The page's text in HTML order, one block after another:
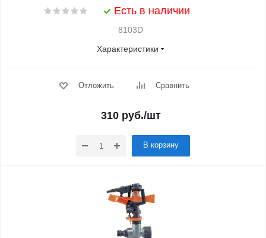
Есть в наличии
8103D
Характеристики
Отложить Сравнить
310 руб./шт
В корзину